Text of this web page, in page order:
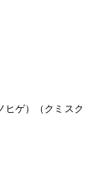
ゲ）（クミスク